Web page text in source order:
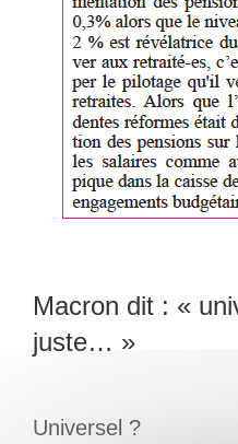
Macron dit : «
juste… »
Universel ?